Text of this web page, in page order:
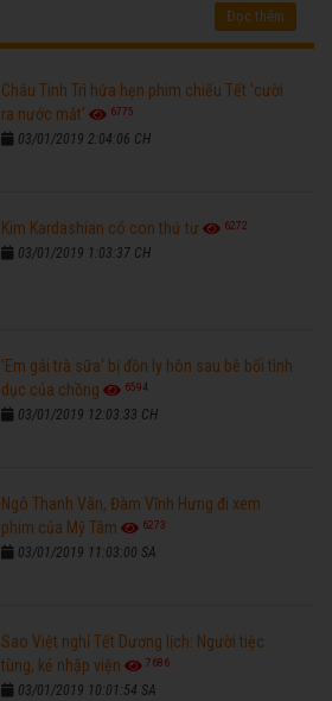
Đọc thêm
Châu Tinh Trì hứa hẹn phim chiếu Tết 'cười
ra nước mắt'
6775
03/01/2019 2:04:06 CH
Kim Kardashian có con thứ tư 6272
03/01/2019 1:03:37 CH
'Em gái trà sữa' bị đồn ly hôn sau bê bối tình
dục của chồng
6594
03/01/2019 12:03:33 CH
Ngô Thanh Vân, Đàm Vĩnh Hưng đi xem
phim của Mỹ Tâm
6273
03/01/2019 11:03:00 SA
Sao Việt nghỉ Tết Dương lịch: Người tiệc
tùng, kẻ nhập viện
7686
03/01/2019 10:01:54 SA